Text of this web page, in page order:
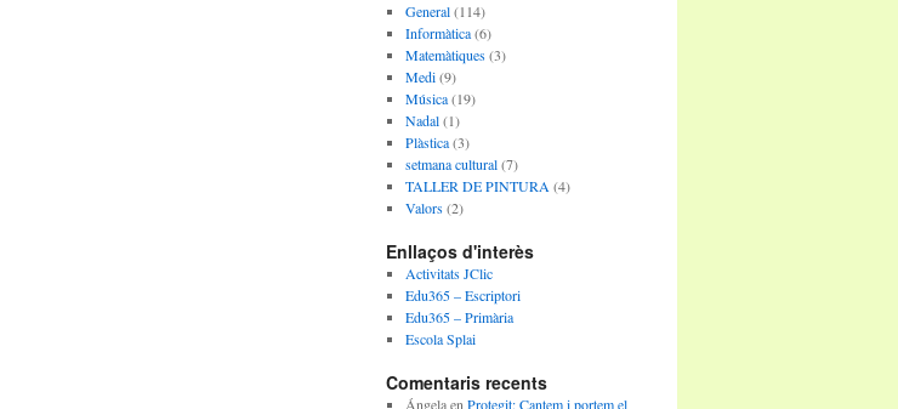
General(114)
Informàtica(6)
Matemàtiques(3)
Medi(9)
Música(19)
Nadal(1)
Plàstica(3)
setmana cultural(7)
TALLER DE PINTURA (4)
Valors(2)
Enllaços d'interès
Activitats JClic
Edu365 – Escriptori
Edu365 – Primària
Escola Splai
Comentaris recents
Ángelaen Protegit: Cantem i portem el